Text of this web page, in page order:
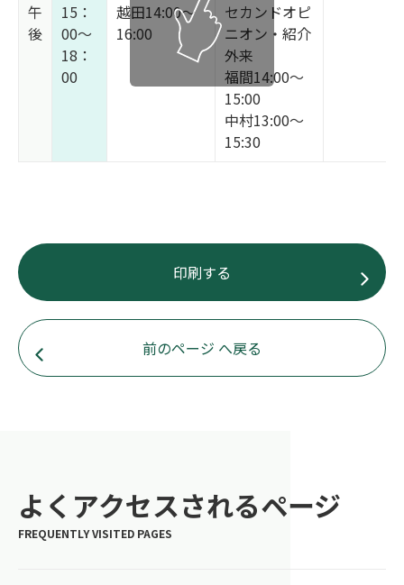
午
後
15：
00～
18：
00
越田14:00～
16:00
セカンドオピ
ニオン・紹介
外来
福間14:00～
15:00
中村13:00～
15:30
印刷する
前のページ へ戻る
よくアクセスされるページ